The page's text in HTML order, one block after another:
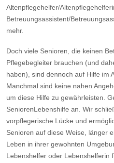
Altenpflegehelfer/
Betreuungsassistent/
mehr.
Doch viele Senioren, die keinen
Pflegebegleiter brauchen (und
haben), sind dennoch auf Hilfe im
Manchmal sind keine nahen
um diese Hilfe zu gewährleisten.
SeniorenLebenshilfe an. Wir
vorpflegerische Lücke und
Senioren auf diese Weise, länger
Leben in ihrer gewohnten
Lebenshelfer oder Lebenshelferin